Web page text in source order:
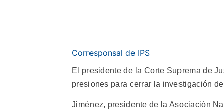
Corresponsal de IPS
El presidente de la Corte Suprema de
presiones para cerrar la investigación
Jiménez, presidente de la Asociación